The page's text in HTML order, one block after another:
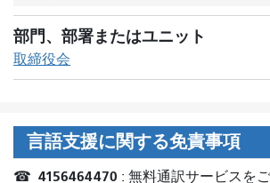
部門、部署またはユニット
取締役会
言語支援に関する免責事項
☎ 4156464470 : 無料通訳サービスを